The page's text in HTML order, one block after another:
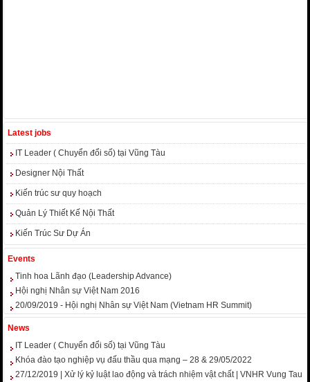
Latest jobs
IT Leader ( Chuyển đổi số) tại Vũng Tàu
Designer Nội Thất
Kiến trúc sư quy hoạch
Quản Lý Thiết Kế Nội Thất
Kiến Trúc Sư Dự Án
Events
Tinh hoa Lãnh đạo (Leadership Advance)
Hội nghị Nhân sự Việt Nam 2016
20/09/2019 - Hội nghị Nhân sự Việt Nam (Vietnam HR Summit)
News
IT Leader ( Chuyển đổi số) tại Vũng Tàu
Khóa đào tạo nghiệp vụ đấu thầu qua mạng – 28 & 29/05/2022
27/12/2019 | Xử lý kỷ luật lao động và trách nhiệm vật chất | VNHR Vung Tau